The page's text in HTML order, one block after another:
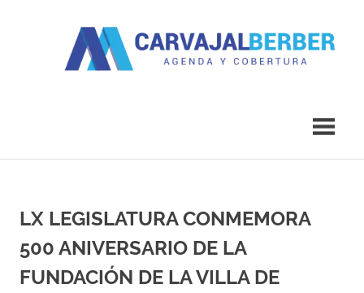
LX LEGISLATURA CONMEMORA
500 ANIVERSARIO DE LA
FUNDACIÓN DE LA VILLA DE